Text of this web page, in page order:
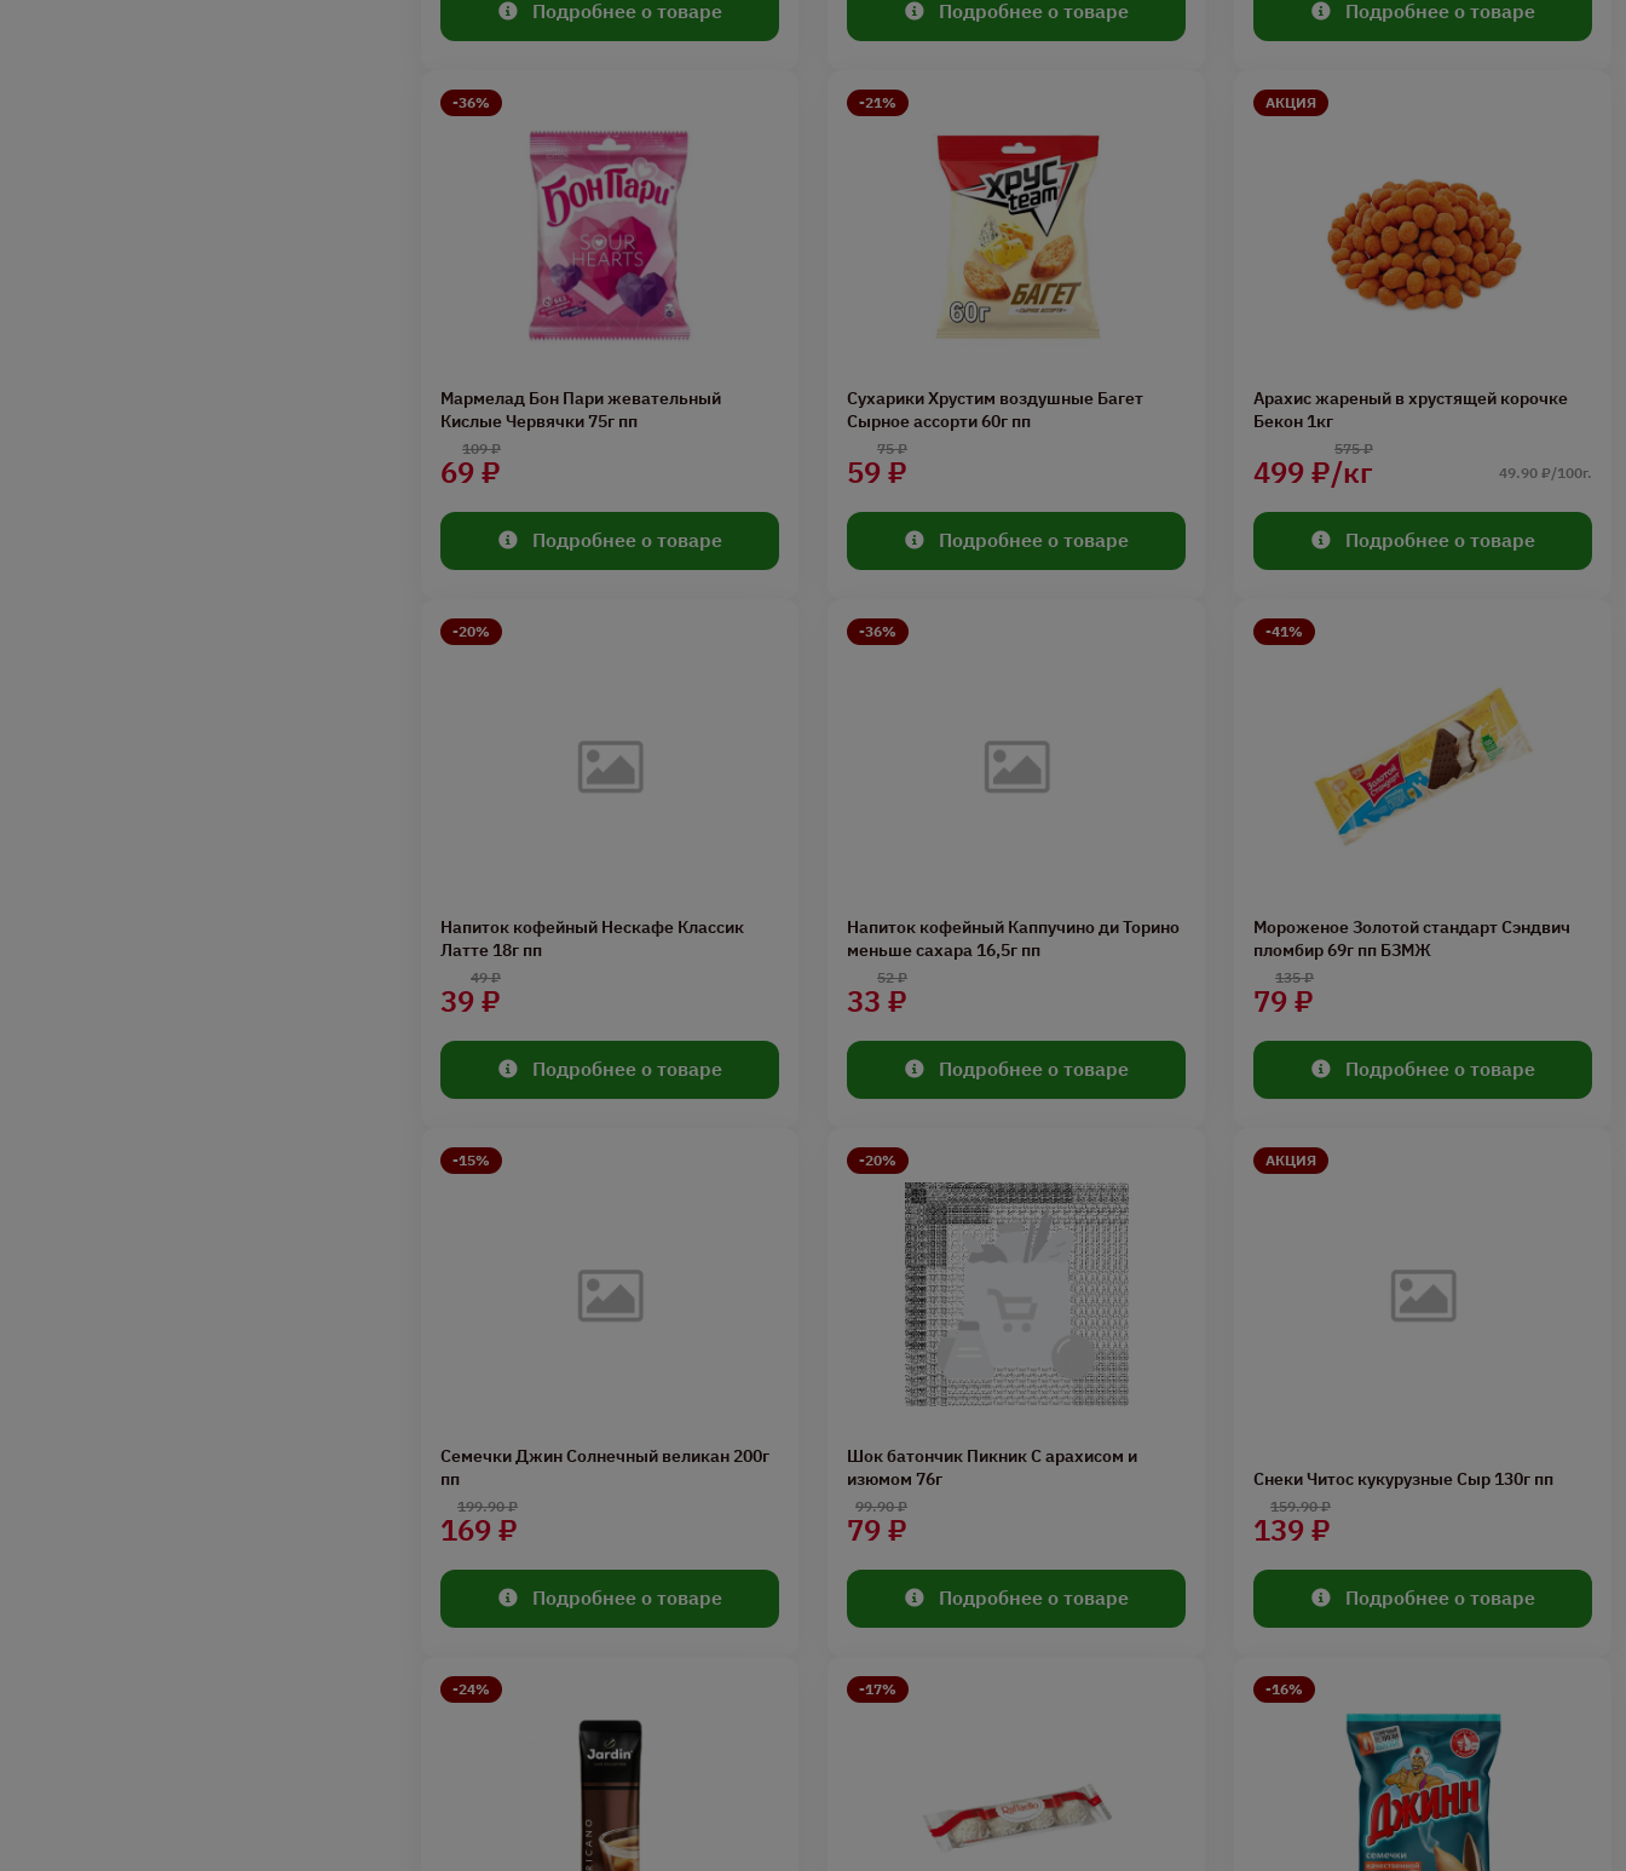
Подробнее о товаре Подробнее о товаре Подробнее о товаре
-36%
Мармелад Бон Пари жевательный
Кислые Червячки 75г пп
69 ₽
109 ₽
Подробнее о товаре
-21%
Сухарики Хрустим воздушные Багет
Сырное ассорти 60г пп
59 ₽
75 ₽
Подробнее о товаре
АКЦИЯ
Арахис жареный в хрустящей корочке
Бекон 1кг
499 ₽/кг
575 ₽
49.90 ₽/100г.
Подробнее о товаре
-20%
Напиток кофейный Нескафе Классик
Латте 18г пп
39 ₽
49 ₽
Подробнее о товаре
-36%
Напиток кофейный Каппучино ди Торино
меньше сахара 16,5г пп
33 ₽
52 ₽
Подробнее о товаре
-41%
Мороженое Золотой стандарт Сэндвич
пломбир 69г пп БЗМЖ
79 ₽
135 ₽
Подробнее о товаре
-15%
Семечки Джин Солнечный великан 200г
пп
169 ₽
199.90 ₽
Подробнее о товаре
-20%
Шок батончик Пикник С арахисом и
изюмом 76г
79 ₽
99.90 ₽
Подробнее о товаре
АКЦИЯ
Снеки Читос кукурузные Сыр 130г пп
139 ₽
159.90 ₽
Подробнее о товаре
-24% -17% -16%